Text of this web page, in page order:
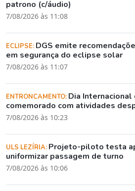
patrono (c/áudio)
7/08/2026 às 11:08
ECLIPSE: DGS emite
em segurança do eclipse solar
7/08/2026 às 11:07
ENTRONCAMENTO: Dia Internacional
comemorado com atividades
7/08/2026 às 10:23
ULS LEZÍRIA: Projeto-piloto testa
uniformizar passagem de turno
7/08/2026 às 10:06